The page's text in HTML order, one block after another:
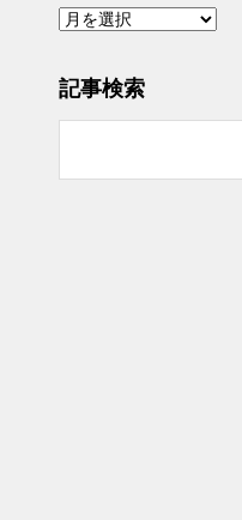
ア
ー
ブ
記事検索